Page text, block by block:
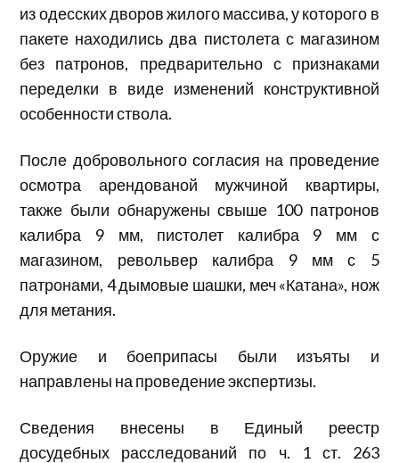
из одесских дворов жилого массива, у которого в
пакете находились два пистолета с магазином
без патронов, предварительно с признаками
переделки в виде изменений конструктивной
особенности ствола.
После добровольного согласия на проведение
осмотра арендованой мужчиной квартиры,
также были обнаружены свыше 100 патронов
калибра 9 мм, пистолет калибра 9 мм с
магазином, револьвер калибра 9 мм с 5
патронами, 4 дымовые шашки, меч «Катана», нож
для метания.
Оружие и боеприпасы были изъяты и
направлены на проведение экспертизы.
Сведения внесены в Единый реестр
досудебных расследований по ч. 1 ст. 263